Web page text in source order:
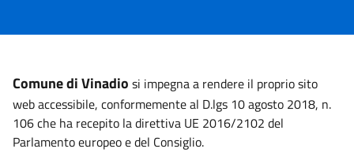
Comune di Vinadio si impegna a rendere il proprio sito
web accessibile, conformemente al D.lgs 10 agosto 2018, n.
106 che ha recepito la direttiva UE 2016/2102 del
Parlamento europeo e del Consiglio.